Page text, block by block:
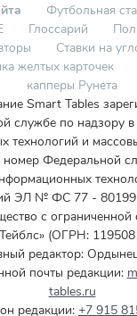
Футбольная
Глоссарий
Ставки на
желтых карточек
капперы Рунета
Smart Tables
службе по надзору в
технологий и
номер Федеральной
ЭЛ № ФС 77 - 80199
с ограниченной
(ОГРН:
редактор:
почты редакции:
tables.ru
редакции: +7 915